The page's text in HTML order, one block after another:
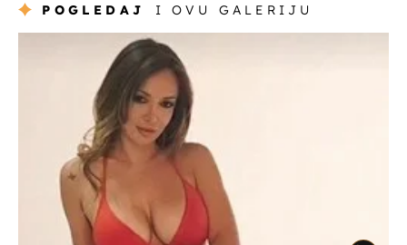
POGLEDAJ I OVU GALERIJU